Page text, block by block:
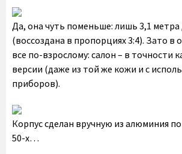
Да, она чуть поменьше: лишь 3,1 метра
(воссоздана в пропорциях 3:4). Зато в
все по-взрослому: салон – в точности
версии (даже из той же кожи и с
приборов).
Корпус сделан вручную из алюминия
50-х…